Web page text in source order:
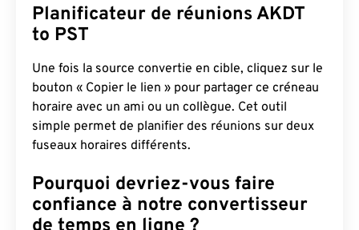
Planificateur de réunions AKDT
to PST
Une fois la source convertie en cible, cliquez sur le
bouton « Copier le lien » pour partager ce créneau
horaire avec un ami ou un collègue. Cet outil
simple permet de planifier des réunions sur deux
fuseaux horaires différents.
Pourquoi devriez-vous faire
confiance à notre convertisseur